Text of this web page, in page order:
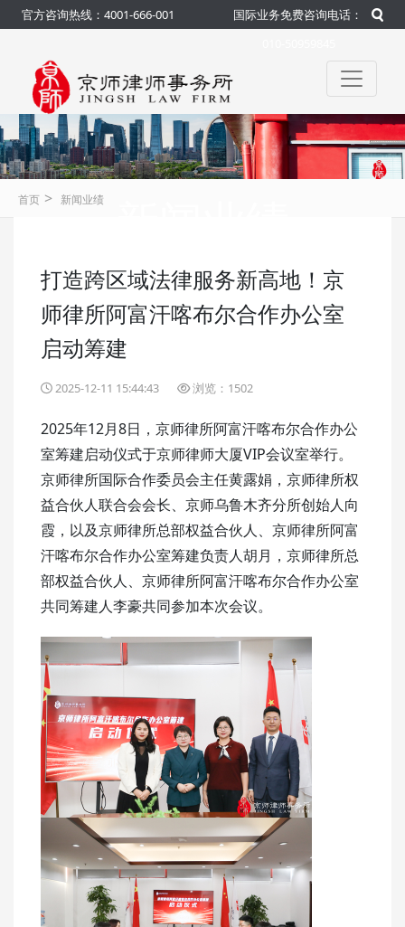
官方咨询热线：4001-666-001
国际业务免费咨询电话：
官方 咨询热线：4001-666-001
首页 > 新闻业绩
打造跨区域法律服务新高地！京
师律所阿富汗喀布尔合作办公室
启动筹建
2025-12-11 15:44:43 浏览：1502
2025年12月8日，京师律所阿富汗喀布尔合作办公
室筹建启动仪式于京师律师大厦VIP会议室举行。
京师律所国际合作委员会主任黄露娟，京师律所权
益合伙人联合会会长、京师乌鲁木齐分所创始人向
霞，以及京师律所总部权益合伙人、京师律所阿富
汗喀布尔合作办公室筹建负责人胡月，京师律所总
部权益合伙人、京师律所阿富汗喀布尔合作办公室
共同筹建人李豪共同参加本次会议。